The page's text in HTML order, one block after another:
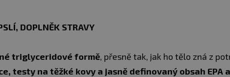
DOPLNĚK STRAVY
triglyceridové formě, přesně tak, jak ho tělo zná z
testy na těžké kovy a jasně definovaný obsah EPA a